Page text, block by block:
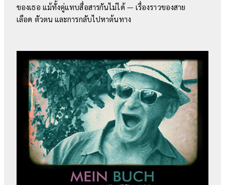
ของเธอ แม้ทั้งคู่แทบสื่อสารกันไม่ได้ — เรื่องราวของสาย
เลือด ตัวตน และการกลับไปหาต้นทาง